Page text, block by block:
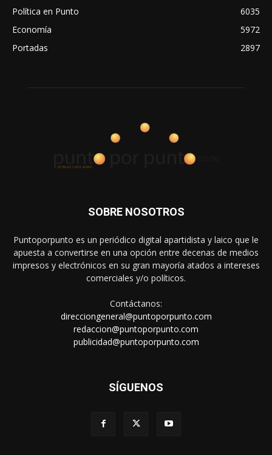
Política en Punto
6035
Economía
5972
Portadas
2897
SOBRE NOSOTROS
Puntoporpunto es un periódico digital apartidista y laico que le
apuesta a convertirse en una opción entre decenas de medios
impresos y electrónicos en su gran mayoría atados a intereses
comerciales y/o políticos.
Contáctanos:
direcciongeneral@puntoporpunto.com
redaccion@puntoporpunto.com
publicidad@puntoporpunto.com
SÍGUENOS